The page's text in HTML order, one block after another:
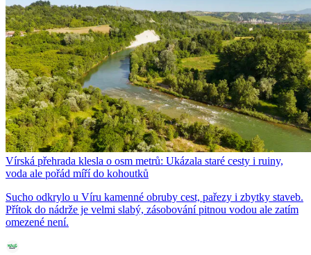
Vírská přehrada klesla o osm metrů: Ukázala staré cesty i ruiny,
voda ale pořád míří do kohoutků
Sucho odkrylo u Víru kamenné obruby cest, pařezy i zbytky staveb.
Přítok do nádrže je velmi slabý, zásobování pitnou vodou ale zatím
omezené není.